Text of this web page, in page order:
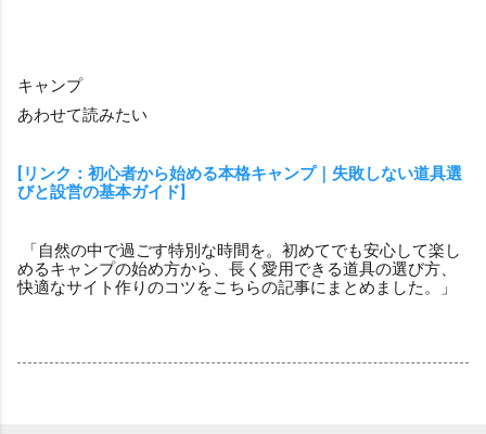
キャンプ
あわせて読みたい
[リンク：初心者から始める本格キャンプ｜失敗しない道具選
びと設営の基本ガイド]
「自然の中で過ごす特別な時間を。初めてでも安心して楽し
めるキャンプの始め方から、長く愛用できる道具の選び方、
快適なサイト作りのコツをこちらの記事にまとめました。」